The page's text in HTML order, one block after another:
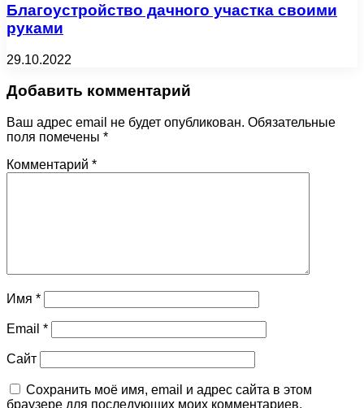
Благоустройство дачного участка своими
руками
29.10.2022
Добавить комментарий
Ваш адрес email не будет опубликован. Обязательные
поля помечены *
Комментарий *
Имя *
Email *
Сайт
Сохранить моё имя, email и адрес сайта в этом
браузере для последующих моих комментариев.